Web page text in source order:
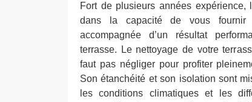
Fort de plusieurs années expérience,
dans la capacité de vous fournir
accompagnée d’un résultat
terrasse. Le nettoyage de votre
faut pas négliger pour profiter
Son étanchéité et son isolation sont
les conditions climatiques et les